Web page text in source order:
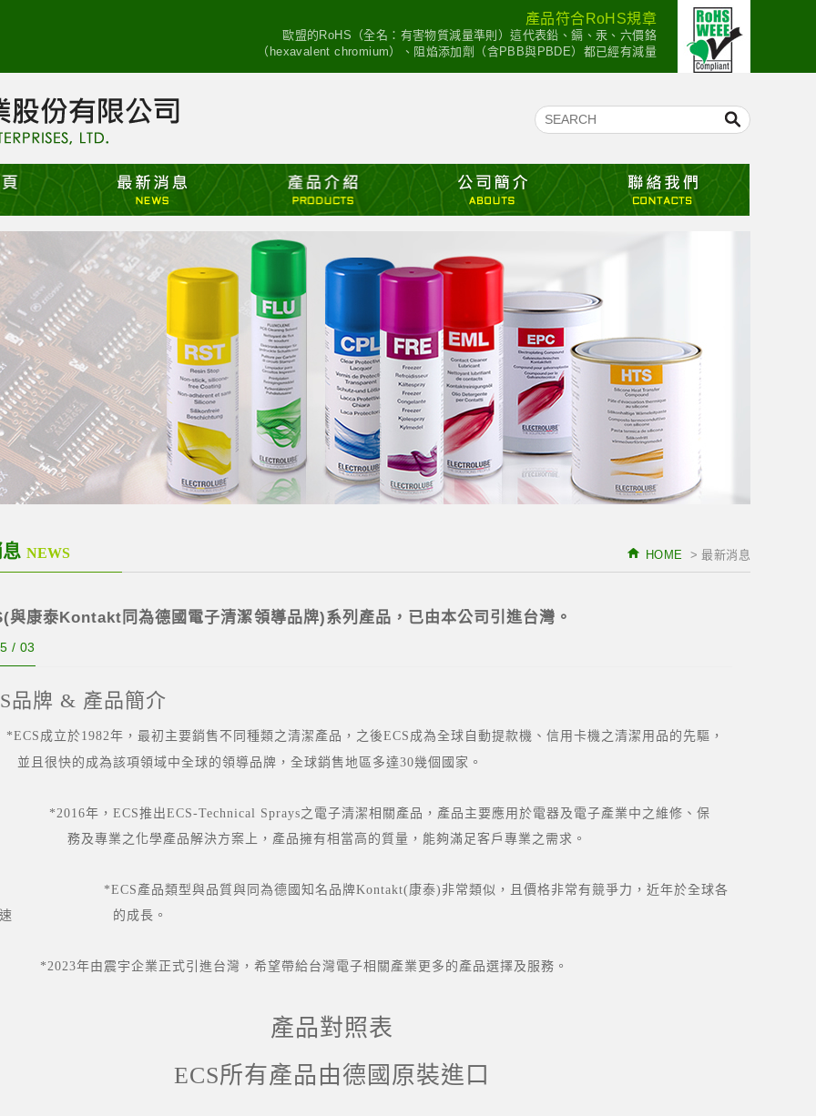
產品符合RoHS規章
歐盟的RoHS（全名：有害物質減量準則）這代表鉛、鎘、汞、六價鉻
（hexavalent chromium）、阻焰添加劑（含PBB與PBDE）都已經有減量
HOME > 最新消息
NEWS
與康泰Kontakt同為德國電子清潔領導品牌)系列產品，已由本公司引進台灣。
/ 03
品牌 & 產品簡介
*ECS成立於1982年，最初主要銷售不同種類之清潔產品，之後ECS成為全球自動提款機、信用卡機之清潔用品的先驅，
的成為該項領域中全球的領導品牌，全球銷售地區多達30幾個國家。
ECS推出ECS-Technical Sprays之電子清潔相關產品，產品主要應用於電器及電子產業中之維修、保
及專業之化學產品解決方案上，產品擁有相當高的質量，能夠滿足客戶專業之需求。
類型與品質與同為德國知名品牌Kontakt(康泰)非常類似，且價格非常有競爭力，近年於全球各
快速 的成長。
震宇企業正式引進台灣，希望帶給台灣電子相關產業更多的產品選擇及服務。
產品對照表
ECS所有產品由德國原裝進口